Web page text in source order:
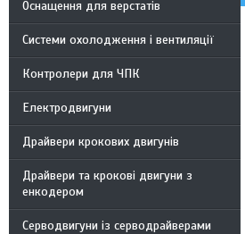
Оснащення для верстатів
Системи охолодження і вентиляції
Контролери для ЧПК
Електродвигуни
Драйвери крокових двигунів
Драйвери та крокові двигуни з
енкодером
Серводвигуни із серводрайверами